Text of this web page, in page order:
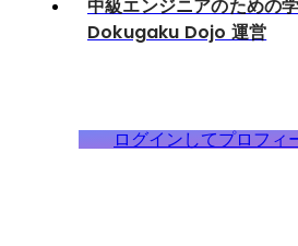
中級エンジニアのための
Dokugaku Dojo 運営
ログインしてプロフィ